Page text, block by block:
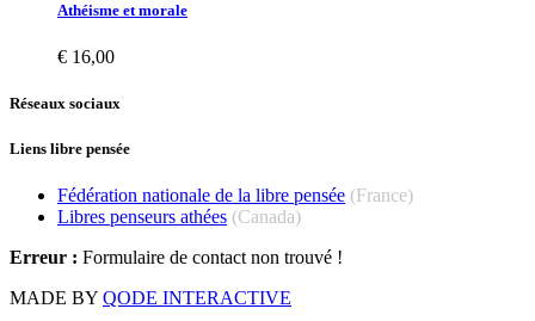
Athéisme et morale
€ 16,00
Réseaux sociaux
Liens libre pensée
Fédération nationale de la libre pensée (France)
Libres penseurs athées (Canada)
Erreur : Formulaire de contact non trouvé !
MADE BY QODE INTERACTIVE